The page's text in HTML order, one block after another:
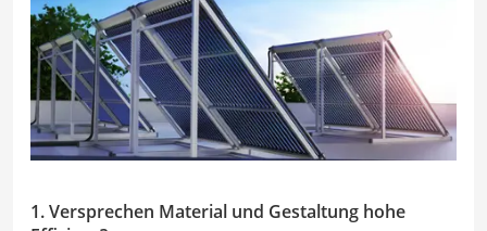
1. Versprechen Material und Gestaltung hohe